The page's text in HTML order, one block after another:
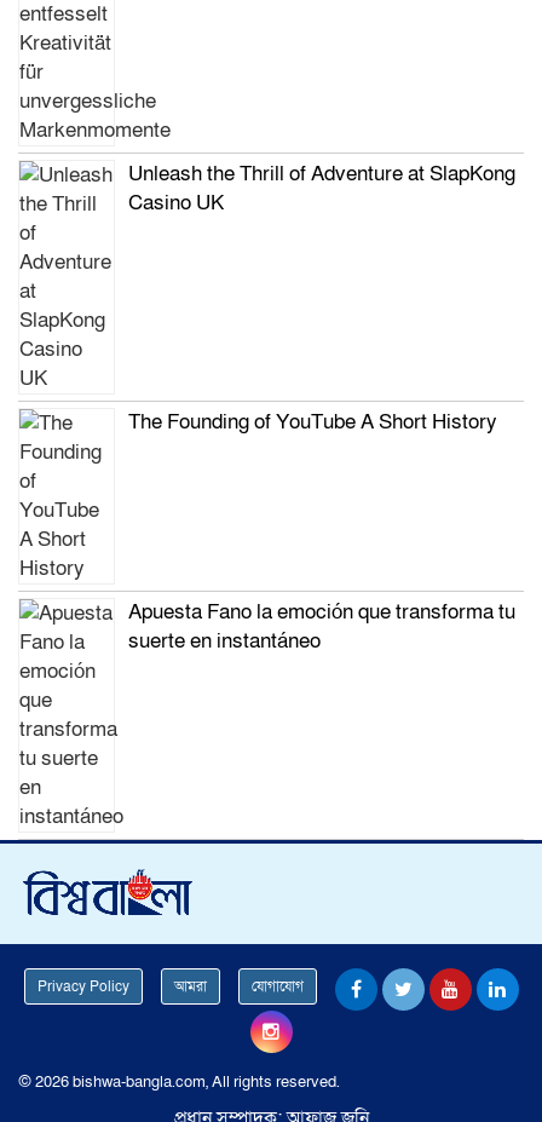
Unleash the Thrill of Adventure at SlapKong
Casino UK
The Founding of YouTube A Short History
Apuesta Fano la emoción que transforma tu
suerte en instantáneo
Privacy Policy আমরা যোগাযোগ
© 2026 bishwa-bangla.com, All rights reserved.